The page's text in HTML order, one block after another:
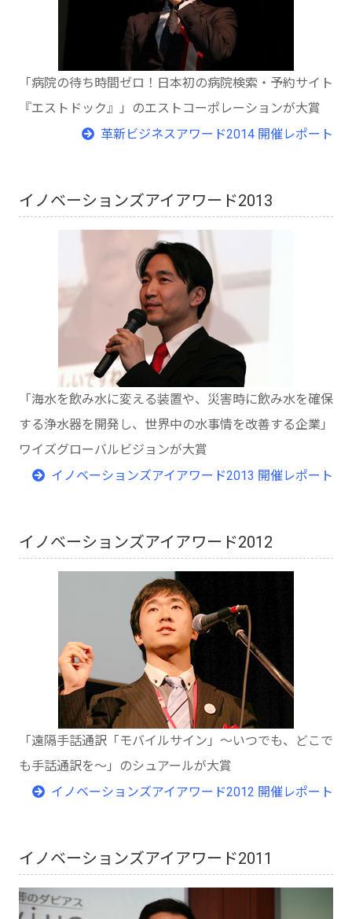
「病院の待ち時間ゼロ！日本初の病院検索・予約サイト
『エストドック』」のエストコーポレーションが大賞
革新ビジネスアワード2014 開催レポート
イノベーションズアイアワード2013
「海水を飲み水に変える装置や、災害時に飲み水を確保
する浄水器を開発し、世界中の水事情を改善する企業」
ワイズグローバルビジョンが大賞
イノベーションズアイアワード2013 開催レポート
イノベーションズアイアワード2012
「遠隔手話通訳「モバイルサイン」～いつでも、どこで
も手話通訳を～」のシュアールが大賞
イノベーションズアイアワード2012 開催レポート
イノベーションズアイアワード2011